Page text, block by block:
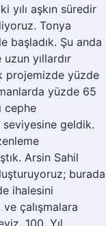
yılı aşkın süredir
Tonya
başladık. Şu anda
yıllardır
projemizde yüzde
yüzde 65
cephe
seviyesine geldik.
Arsin Sahil
burada
ihalesini
çalışmalara
100. Yıl